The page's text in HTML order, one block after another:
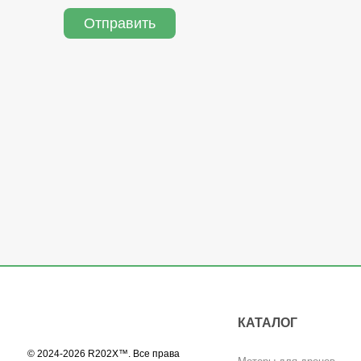
Отправить
© 2024-2026 R202X™. Все права
КАТАЛОГ